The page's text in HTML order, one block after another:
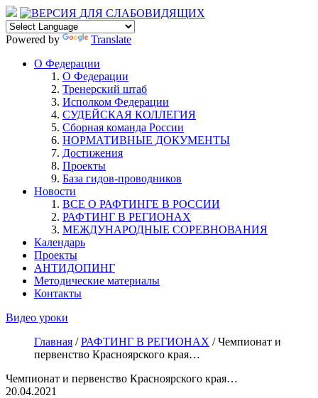
Powered by
Translate
О Федерации
О Федерации
Тренерский штаб
Исполком Федерации
СУДЕЙСКАЯ КОЛЛЕГИЯ
Сборная команда России
НОРМАТИВНЫЕ ДОКУМЕНТЫ
Достижения
Проекты
База гидов-проводников
Новости
ВСЕ О РАФТИНГЕ В РОССИИ
РАФТИНГ В РЕГИОНАХ
МЕЖДУНАРОДНЫЕ СОРЕВНОВАНИЯ
Календарь
Проекты
АНТИДОПИНГ
Методические материалы
Контакты
Видео уроки
Главная /РАФТИНГ В РЕГИОНАХ /Чемпионат и
первенство Красноярского края…
Чемпионат и первенство Красноярского края…
20.04.2021